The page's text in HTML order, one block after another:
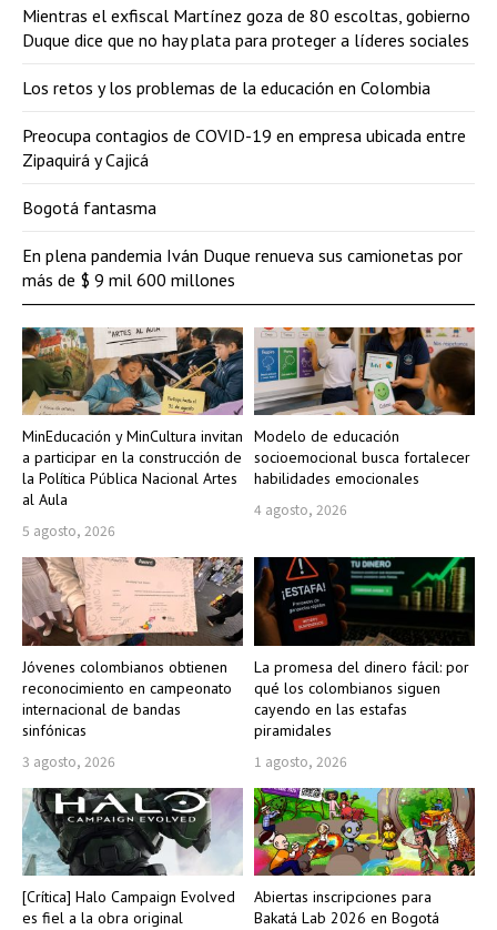
MinEducación y MinCultura invitan
a participar en la construcción de
la Política Pública Nacional Artes
al Aula
5 agosto, 2026
Modelo de educación
socioemocional busca fortalecer
habilidades emocionales
4 agosto, 2026
Jóvenes colombianos obtienen
reconocimiento en campeonato
internacional de bandas
sinfónicas
3 agosto, 2026
La promesa del dinero fácil: por
qué los colombianos siguen
cayendo en las estafas
piramidales
1 agosto, 2026
[Crítica] Halo Campaign Evolved
es fiel a la obra original
Abiertas inscripciones para
Bakatá Lab 2026 en Bogotá
Mientras el exfiscal Martínez goza de 80 escoltas, gobierno
Duque dice que no hay plata para proteger a líderes sociales
Los retos y los problemas de la educación en Colombia
Preocupa contagios de COVID-19 en empresa ubicada entre
Zipaquirá y Cajicá
Bogotá fantasma
En plena pandemia Iván Duque renueva sus camionetas por
más de $ 9 mil 600 millones